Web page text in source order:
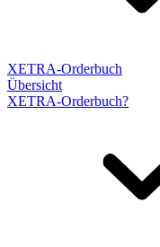
XETRA-Orderbuch
Übersicht
XETRA-Orderbuch?